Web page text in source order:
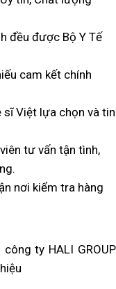
đều được Bộ Y Tế
cam kết chính
sĩ Việt lựa chọn và tin
tư vấn tận tình,
nơi kiểm tra hàng
ty HALI GROUP